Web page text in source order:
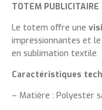
TOTEM PUBLICITAIRE
Le totem offre une
impressionnantes et le
en sublimation textile.
Caractéristiques
– Matière : Polyester